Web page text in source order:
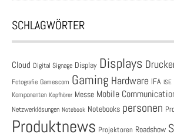
SCHLAGWÖRTER
Cloud Digital Signage Display Displays
Fotografie Gamescom Gaming Hardware IFA ISE
Komponenten Kopfhörer Messe Mobile
Netzwerklösungen Notebook Notebooks personen
Produktnews Projektoren Roadshow